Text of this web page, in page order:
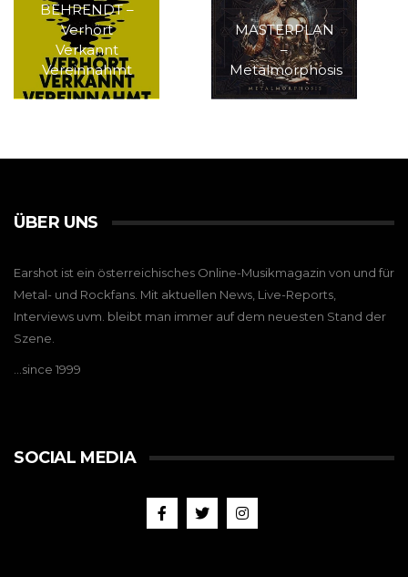
BEHRENDT –
Verhört
Verkannt
Vereinnahmt
MASTERPLAN
–
Metalmorphosis
ÜBER UNS
Earshot ist ein österreichisches Online-Musikmagazin von und für
Metal- und Rockfans. Mit aktuellen News, Live-Reports,
Interviews uvm. bleibt man immer auf dem neuesten Stand der
Szene.
…since 1999
SOCIAL MEDIA